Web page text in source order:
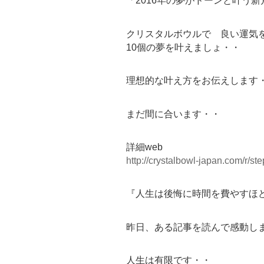
クリスタルボウルで 良い運気
10個の夢を叶えましょ・・
理想的な叶え方をお伝えします
まだ間に合います・・
詳細web
http://crystalbowl-japan.com/r/
『人生は後悔に時間を費やすほ
昨日、ある記事を読んで感動し
人生は有限です・・